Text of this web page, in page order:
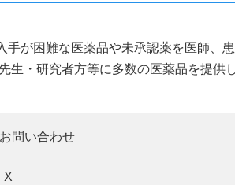
が困難な医薬品や未承認薬を医師、
生・研究者方等に多数の医薬品を提供
お問い合わせ
X